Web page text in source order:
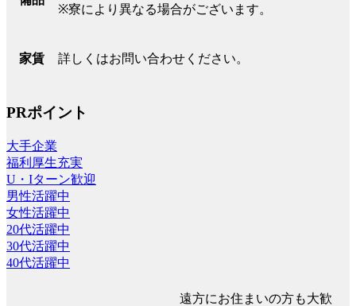
※寮により異なる場合がございます。
家賃 詳しくはお問い合わせください。
PRポイント
大手企業
福利厚生充実
U・Iターン歓迎
男性活躍中
女性活躍中
20代活躍中
30代活躍中
40代活躍中
遠方にお住まいの方も大歓